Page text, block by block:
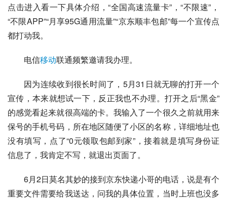
点击进入看一下具体介绍，“全国高速流量卡”，“不限速”，
“不限APP”“月享95G通用流量”“京东顺丰包邮”每一个宣传点
都打动我。
电信移动联通频繁邀请我办理。
因为连续收到很长时间了，5月31日就无聊的打开一个
宣传，本来就想试一下，反正我也不办理。打开之后“黑金”
的感觉看起来就很高端的卡。我输入了一个很久之前就用来
保号的手机号码，所在地区随便了小区的名称，详细地址也
没有填写，点了“0元领取包邮到家”，接着就是填写身份证
信息了，我肯定不写，就退出页面了。
6月2日莫名其妙的接到京东快递小哥的电话，说是有个
重要文件需要给我送达，问我的具体位置，当时上班也没多